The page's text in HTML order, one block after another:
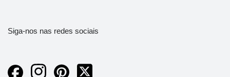
Siga-nos nas redes sociais